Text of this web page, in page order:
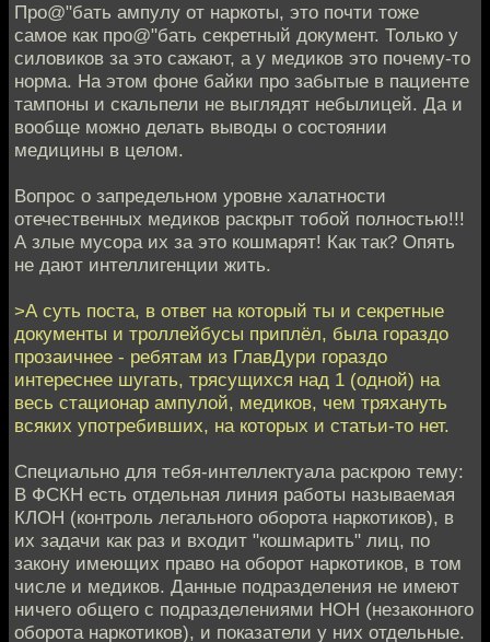
Про@"бать ампулу от наркоты, это почти тоже
самое как про@"бать секретный документ. Только у
силовиков за это сажают, а у медиков это почему-то
норма. На этом фоне байки про забытые в пациенте
тампоны и скальпели не выглядят небылицей. Да и
вообще можно делать выводы о состоянии
медицины в целом.
Вопрос о запредельном уровне халатности
отечественных медиков раскрыт тобой полностью!!!
А злые мусора их за это кошмарят! Как так? Опять
не дают интеллигенции жить.
>А суть поста, в ответ на который ты и секретные
документы и троллейбусы приплёл, была гораздо
прозаичнее - ребятам из ГлавДури гораздо
интереснее шугать, трясущихся над 1 (одной) на
весь стационар ампулой, медиков, чем тряхануть
всяких употребивших, на которых и статьи-то нет.
Специально для тебя-интеллектуала раскрою тему:
В ФСКН есть отдельная линия работы называемая
КЛОН (контроль легального оборота наркотиков), в
их задачи как раз и входит "кошмарить" лиц, по
закону имеющих право на оборот наркотиков, в том
числе и медиков. Данные подразделения не имеют
ничего общего с подразделениями НОН (незаконного
оборота наркотиков), и показатели у них отдельные.